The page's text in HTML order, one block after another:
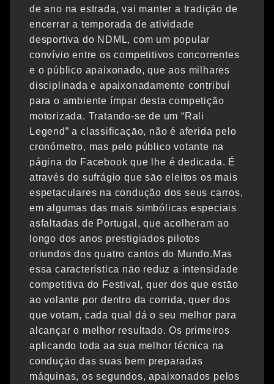
de ano na estrada, vai manter a tradiçāo de
encerrar a temporada de atividade
desportiva do NDML, com um popular
convívio entre os competitivos concorrentes
e o público apaixonado, que aos milhares
disciplinada e apaixonadamente contribuí
para o ambiente ímpar desta competição
motorizada. Tratando-se de um “Rali
Legend” a classificaçāo, não é aferida pelo
cronómetro, mas pelo público votante na
página do Facebook que lhe é dedicada. É
através do sufrágio que sāo eleitos os mais
espetaculares na condução dos seus carros,
em algumas das mais simbólicas especiais
asfaltadas de Portugal, que acolheram ao
longo dos anos prestigiados pilotos
oriundos dos quatro cantos do Mundo.Mas
essa característica nāo reduz a intensidade
competitiva do Festival, quer dos que estāo
ao volante por dentro da corrida, quer dos
que votam, cada qual dá o seu melhor para
alcançar o melhor resultado. Os primeiros
aplicando toda aa sua melhor técnica na
conduçāo das suas bem preparadas
máquinas, os segundos, apaixonados pelos